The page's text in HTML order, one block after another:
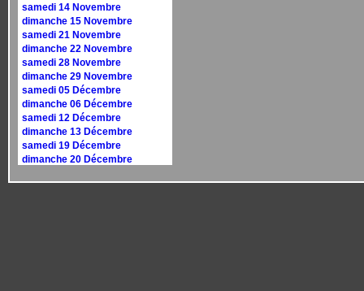
samedi 14 Novembre
dimanche 15 Novembre
samedi 21 Novembre
dimanche 22 Novembre
samedi 28 Novembre
dimanche 29 Novembre
samedi 05 Décembre
dimanche 06 Décembre
samedi 12 Décembre
dimanche 13 Décembre
samedi 19 Décembre
dimanche 20 Décembre